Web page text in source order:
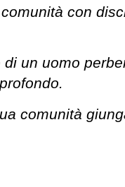
con
un uomo
comunità